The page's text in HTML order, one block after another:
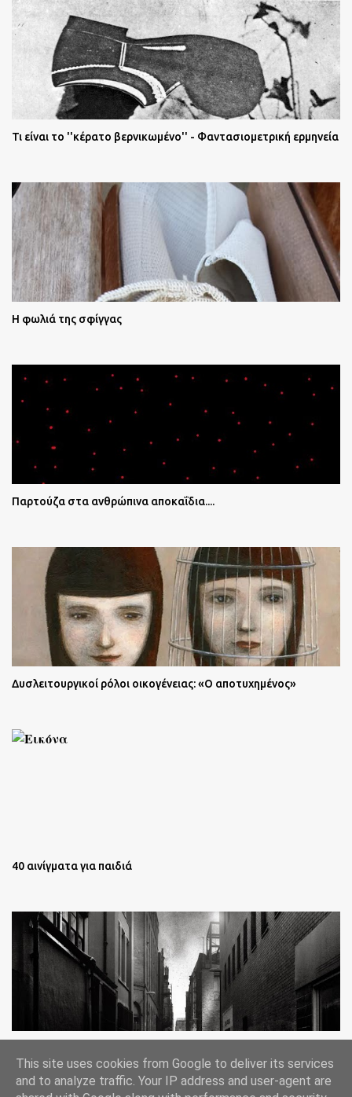
Τι είναι το ''κέρατο βερνικωμένο'' - Φαντασιομετρική ερμηνεία
Η φωλιά της σφίγγας
Παρτούζα στα ανθρώπινα αποκαΐδια....
Δυσλειτουργικοί ρόλοι οικογένειας: «Ο αποτυχημένος»
40 αινίγματα για παιδιά
Lee Jeffries
This site uses cookies from Google to deliver its services
and to analyze traffic. Your IP address and user-agent are